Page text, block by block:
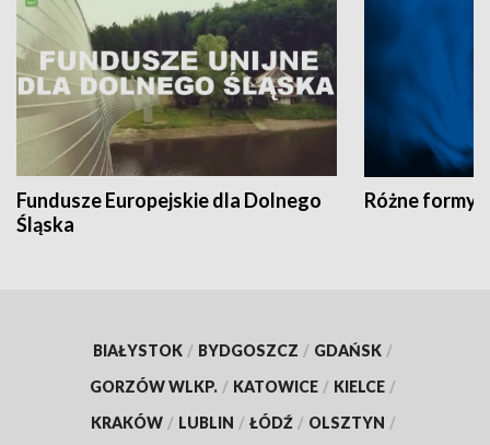
Fundusze Europejskie dla Dolnego
Śląska
Różne formy
BIAŁYSTOK / BYDGOSZCZ / GDAŃSK /
GORZÓW WLKP. / KATOWICE / KIELCE /
KRAKÓW / LUBLIN / ŁÓDŹ / OLSZTYN /